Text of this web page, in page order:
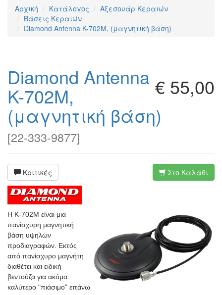
Αρχική
Κατάλογος
Αξεσουάρ Κεραιών
Βάσεις Κεραιών
Diamond Antenna K-702M, (μαγνητική βάση)
€ 55,00
Diamond Antenna
K-702M,
(μαγνητική βάση)
[22-333-9877]
Κριτικές Στο Καλάθι
Η K-702M είναι μια
πανίσχυρη μαγνητική
βάση υψηλών
προδιαγραφών. Εκτός
από πανίσχυρο μαγνήτη
διαθέτει και ειδική
βεντούζα για ακόμα
καλύτερο "πιάσιμο" επάνω